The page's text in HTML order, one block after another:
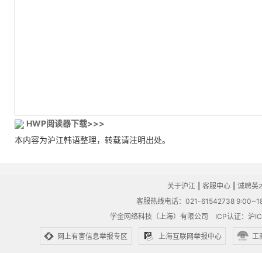
HWP阅读器下载>>>
本内容为沪江韩语整理，转载请注明出处。
关于沪江 客服中心
诚聘英
客服热线电话：021-61542738
学金网络科技（上海）有限公司 ICP认证：沪
网上有害信息举报专区 上海互联网举报中心 工